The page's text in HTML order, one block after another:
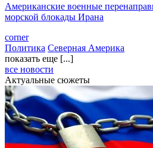
Американские военные
морской блокады Ирана
corner
Политика Северная Америка
показать еще [...]
все новости
Актуальные сюжеты